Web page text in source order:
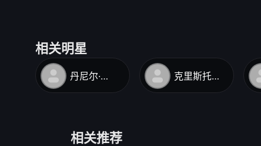
相关明星
丹尼尔·布拉姆博格 克里斯托弗·阿波特
相关推荐